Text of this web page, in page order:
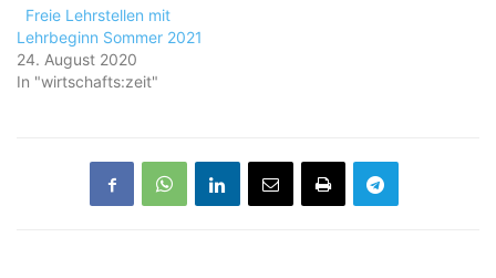
Freie Lehrstellen mit
Lehrbeginn Sommer 2021
24. August 2020
In "wirtschafts:zeit"